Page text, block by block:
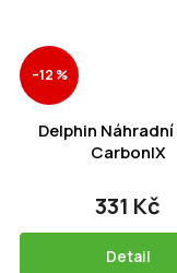
–12 %
Delphin
CarbonIX
331 Kč
Detail